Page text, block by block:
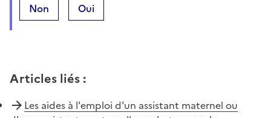
Non Oui
Articles liés :
Les aides à l'emploi d'un assistant maternel ou